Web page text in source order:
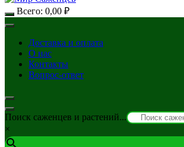
Всего: 0,00 ₽
Доставка и оплата
О нас
Контакты
Вопрос-ответ
Поиск саженцев и растений...
×